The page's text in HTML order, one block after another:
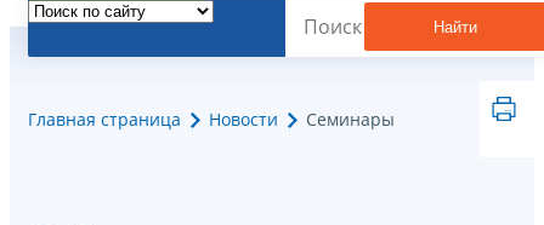
Найти
Главная страница Новости Семинары